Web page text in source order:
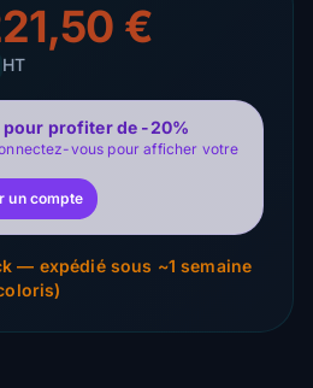
€
HT
pour profiter de -20%
vous pour afficher votre
un compte
— expédié sous ~1 semaine